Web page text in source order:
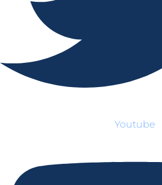
Youtube